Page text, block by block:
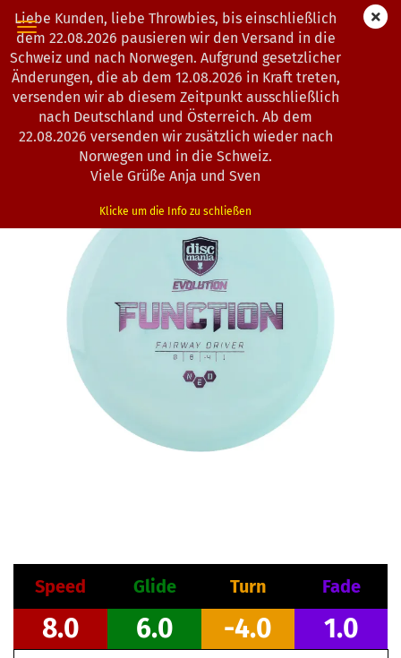
Liebe Kunden, liebe Throwbies, bis einschließlich
dem 22.08.2026 pausieren wir den Versand in die
Schweiz und nach Norwegen. Aufgrund gesetzlicher
Änderungen, die ab dem 12.08.2026 in Kraft treten,
versenden wir ab diesem Zeitpunkt ausschließlich
nach Deutschland und Österreich. Ab dem
22.08.2026 versenden wir zusätzlich wieder nach
Norwegen und in die Schweiz.
Viele Grüße Anja und Sven
Klicke um die Info zu schließen
« Erster « zurück weiter »
Letzter »
Artikel in dieser Kategorie
Discmania | Function | Evolution Neo
0803027)
Speed Glide Turn Fade
8.0 6.0 -4.0 1.0